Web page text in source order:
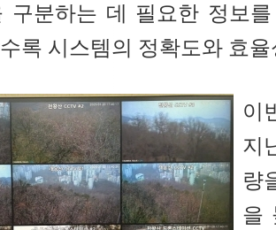
구분하는 데 필요한 정보
록 시스템의 정확도와 효
이
지
량
을